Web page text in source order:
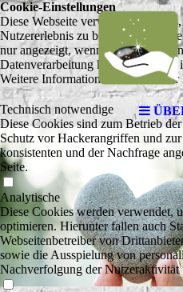
Cookie-Einstellungen
Diese Webseite verwendet
Nutzererlebnis zu bieten.
nur angezeigt, wenn die
Datenverarbeitung kann dann
Weitere Informationen hierzu in der
Technisch notwendige
Diese Cookies sind zum Betrieb
Schutz vor Hackerangriffen und
konsistenten und der Nachfrage
Seite.
Analytische
Diese Cookies werden verwendet,
optimieren. Hierunter fallen auch
Webseitenbetreiber von
sowie die Ausspielung von
Nachverfolgung der Nutzeraktivität